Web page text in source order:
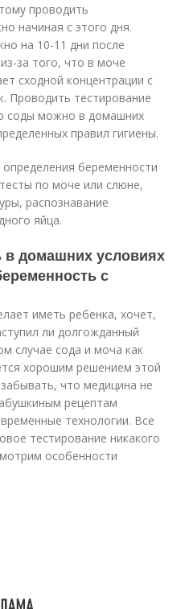
проводить
начиная с этого дня.
на 10-11 дни после
за того, что в моче
сходной концентрации с
Проводить тестирование
соды можно в домашних
правил гигиены.
беременности
по моче или слюне,
распознавание
яйца.
в домашних условиях
с
иметь ребенка, хочет,
ли долгожданный
случае сода и моча как
хорошим решением этой
что медицина не
рецептам
технологии. Все
тестирование никакого
особенности